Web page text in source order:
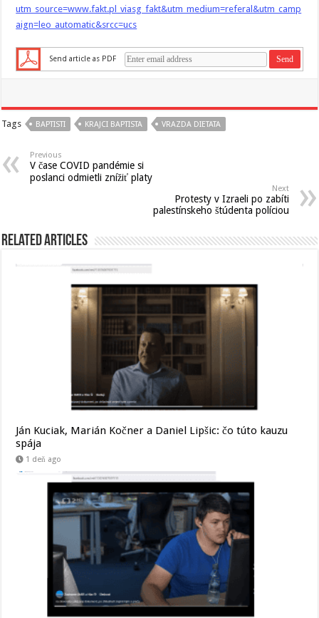
utm_source=www.fakt.pl_viasg_fakt&utm_medium=referal&utm_camp
aign=leo_automatic&srcc=ucs
Send article as PDF
Tags BAPTISTI KRAJCI BAPTISTA VRAZDA DIETATA
Previous
V čase COVID pandémie si
poslanci odmietli znížiť platy
Next
Protesty v Izraeli po zabíti
palestínskeho štúdenta políciou
Related Articles
Ján Kuciak, Marián Kočner a Daniel Lipšic: čo túto kauzu
spája
1 deň ago